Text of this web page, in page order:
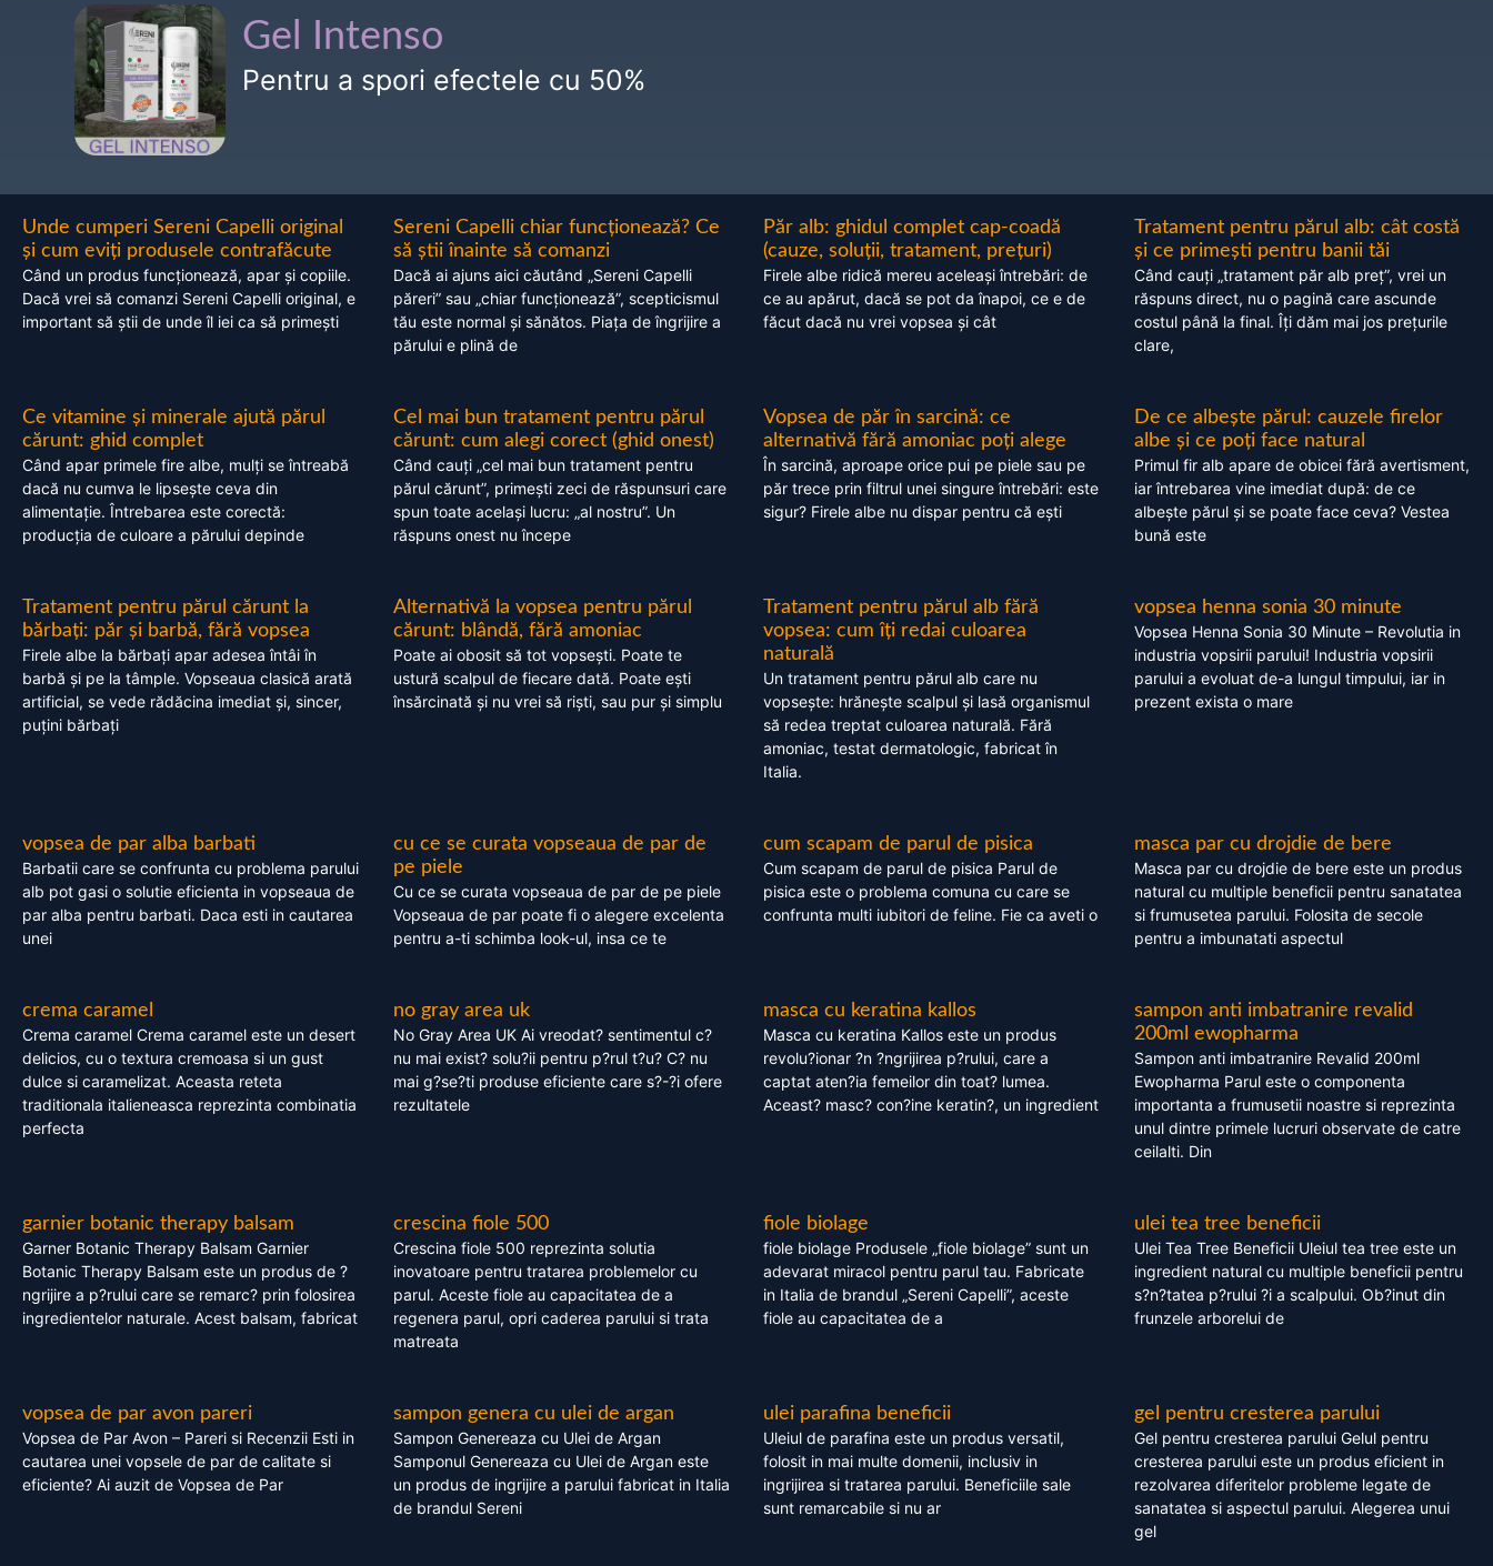
Gel Intenso
Pentru a spori efectele cu 50%
Unde cumperi Sereni Capelli original
și cum eviți produsele contrafăcute
Când un produs funcționează, apar și copiile.
Dacă vrei să comanzi Sereni Capelli original, e
important să știi de unde îl iei ca să primești
Sereni Capelli chiar funcționează? Ce
să știi înainte să comanzi
Dacă ai ajuns aici căutând „Sereni Capelli
păreri” sau „chiar funcționează”, scepticismul
tău este normal și sănătos. Piața de îngrijire a
părului e plină de
Păr alb: ghidul complet cap-coadă
(cauze, soluții, tratament, prețuri)
Firele albe ridică mereu aceleași întrebări: de
ce au apărut, dacă se pot da înapoi, ce e de
făcut dacă nu vrei vopsea și cât
Tratament pentru părul alb: cât costă
și ce primești pentru banii tăi
Când cauți „tratament păr alb preț”, vrei un
răspuns direct, nu o pagină care ascunde
costul până la final. Îți dăm mai jos prețurile
clare,
Ce vitamine și minerale ajută părul
cărunt: ghid complet
Când apar primele fire albe, mulți se întreabă
dacă nu cumva le lipsește ceva din
alimentație. Întrebarea este corectă:
producția de culoare a părului depinde
Cel mai bun tratament pentru părul
cărunt: cum alegi corect (ghid onest)
Când cauți „cel mai bun tratament pentru
părul cărunt”, primești zeci de răspunsuri care
spun toate același lucru: „al nostru”. Un
răspuns onest nu începe
Vopsea de păr în sarcină: ce
alternativă fără amoniac poți alege
În sarcină, aproape orice pui pe piele sau pe
păr trece prin filtrul unei singure întrebări: este
sigur? Firele albe nu dispar pentru că ești
De ce albește părul: cauzele firelor
albe și ce poți face natural
Primul fir alb apare de obicei fără avertisment,
iar întrebarea vine imediat după: de ce
albește părul și se poate face ceva? Vestea
bună este
Tratament pentru părul cărunt la
bărbați: păr și barbă, fără vopsea
Firele albe la bărbați apar adesea întâi în
barbă și pe la tâmple. Vopseaua clasică arată
artificial, se vede rădăcina imediat și, sincer,
puțini bărbați
Alternativă la vopsea pentru părul
cărunt: blândă, fără amoniac
Poate ai obosit să tot vopsești. Poate te
ustură scalpul de fiecare dată. Poate ești
însărcinată și nu vrei să riști, sau pur și simplu
Tratament pentru părul alb fără
vopsea: cum îți redai culoarea
naturală
Un tratament pentru părul alb care nu
vopsește: hrănește scalpul și lasă organismul
să redea treptat culoarea naturală. Fără
amoniac, testat dermatologic, fabricat în
Italia.
vopsea henna sonia 30 minute
Vopsea Henna Sonia 30 Minute – Revolutia in
industria vopsirii parului! Industria vopsirii
parului a evoluat de-a lungul timpului, iar in
prezent exista o mare
vopsea de par alba barbati
Barbatii care se confrunta cu problema parului
alb pot gasi o solutie eficienta in vopseaua de
par alba pentru barbati. Daca esti in cautarea
unei
cu ce se curata vopseaua de par de
pe piele
Cu ce se curata vopseaua de par de pe piele
Vopseaua de par poate fi o alegere excelenta
pentru a-ti schimba look-ul, insa ce te
cum scapam de parul de pisica
Cum scapam de parul de pisica Parul de
pisica este o problema comuna cu care se
confrunta multi iubitori de feline. Fie ca aveti o
masca par cu drojdie de bere
Masca par cu drojdie de bere este un produs
natural cu multiple beneficii pentru sanatatea
si frumusetea parului. Folosita de secole
pentru a imbunatati aspectul
crema caramel
Crema caramel Crema caramel este un desert
delicios, cu o textura cremoasa si un gust
dulce si caramelizat. Aceasta reteta
traditionala italieneasca reprezinta combinatia
perfecta
no gray area uk
No Gray Area UK Ai vreodat? sentimentul c?
nu mai exist? solu?ii pentru p?rul t?u? C? nu
mai g?se?ti produse eficiente care s?-?i ofere
rezultatele
masca cu keratina kallos
Masca cu keratina Kallos este un produs
revolu?ionar ?n ?ngrijirea p?rului, care a
captat aten?ia femeilor din toat? lumea.
Aceast? masc? con?ine keratin?, un ingredient
sampon anti imbatranire revalid
200ml ewopharma
Sampon anti imbatranire Revalid 200ml
Ewopharma Parul este o componenta
importanta a frumusetii noastre si reprezinta
unul dintre primele lucruri observate de catre
ceilalti. Din
garnier botanic therapy balsam
Garner Botanic Therapy Balsam Garnier
Botanic Therapy Balsam este un produs de ?
ngrijire a p?rului care se remarc? prin folosirea
ingredientelor naturale. Acest balsam, fabricat
crescina fiole 500
Crescina fiole 500 reprezinta solutia
inovatoare pentru tratarea problemelor cu
parul. Aceste fiole au capacitatea de a
regenera parul, opri caderea parului si trata
matreata
fiole biolage
fiole biolage Produsele „fiole biolage” sunt un
adevarat miracol pentru parul tau. Fabricate
in Italia de brandul „Sereni Capelli”, aceste
fiole au capacitatea de a
ulei tea tree beneficii
Ulei Tea Tree Beneficii Uleiul tea tree este un
ingredient natural cu multiple beneficii pentru
s?n?tatea p?rului ?i a scalpului. Ob?inut din
frunzele arborelui de
vopsea de par avon pareri
Vopsea de Par Avon – Pareri si Recenzii Esti in
cautarea unei vopsele de par de calitate si
eficiente? Ai auzit de Vopsea de Par
sampon genera cu ulei de argan
Sampon Genereaza cu Ulei de Argan
Samponul Genereaza cu Ulei de Argan este
un produs de ingrijire a parului fabricat in Italia
de brandul Sereni
ulei parafina beneficii
Uleiul de parafina este un produs versatil,
folosit in mai multe domenii, inclusiv in
ingrijirea si tratarea parului. Beneficiile sale
sunt remarcabile si nu ar
gel pentru cresterea parului
Gel pentru cresterea parului Gelul pentru
cresterea parului este un produs eficient in
rezolvarea diferitelor probleme legate de
sanatatea si aspectul parului. Alegerea unui
gel